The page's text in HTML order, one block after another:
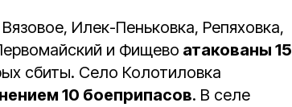
Илек-Пеньковка, Репяховка,
и Фищево атакованы 15
сбиты. Село Колотиловка
10 боеприпасов. В селе